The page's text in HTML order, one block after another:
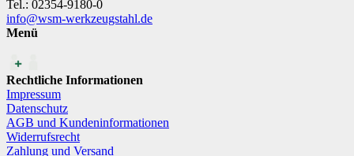
Tel.: 02354-9180-0
info@wsm-werkzeugstahl.de
Menü
Rechtliche Informationen
Impressum
Datenschutz
AGB und Kundeninformationen
Widerrufsrecht
Zahlung und Versand